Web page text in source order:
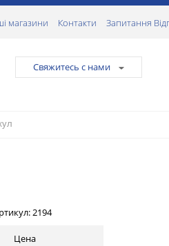
магазини Контакти Запитання
Свяжитесь с нами
2194
Цена